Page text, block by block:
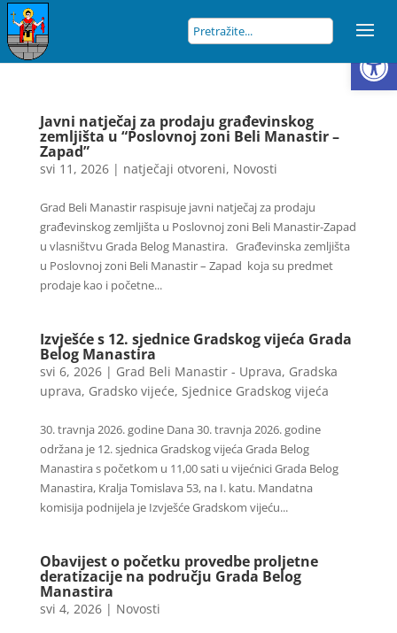
Javni natječaj za prodaju građevinskog
zemljišta u “Poslovnoj zoni Beli Manastir –
Zapad”
svi 11, 2026| natječaji otvoreni, Novosti
Grad Beli Manastir raspisuje javni natječaj za prodaju
građevinskog zemljišta u Poslovnoj zoni Beli Manastir-Zapad
u vlasništvu Grada Belog Manastira. Građevinska zemljišta
u Poslovnoj zoni Beli Manastir – Zapad koja su predmet
prodaje kao i početne...
Izvješće s 12. sjednice Gradskog vijeća Grada
Belog Manastira
svi 6, 2026| Grad Beli Manastir - Uprava, Gradska
uprava, Gradsko vijeće, Sjednice Gradskog vijeća
30. travnja 2026. godine Dana 30. travnja 2026. godine
održana je 12. sjednica Gradskog vijeća Grada Belog
Manastira s početkom u 11,00 sati u vijećnici Grada Belog
Manastira, Kralja Tomislava 53, na I. katu. Mandatna
komisija podnijela je Izvješće Gradskom vijeću...
Obavijest o početku provedbe proljetne
deratizacije na području Grada Belog
Manastira
svi 4, 2026| Novosti